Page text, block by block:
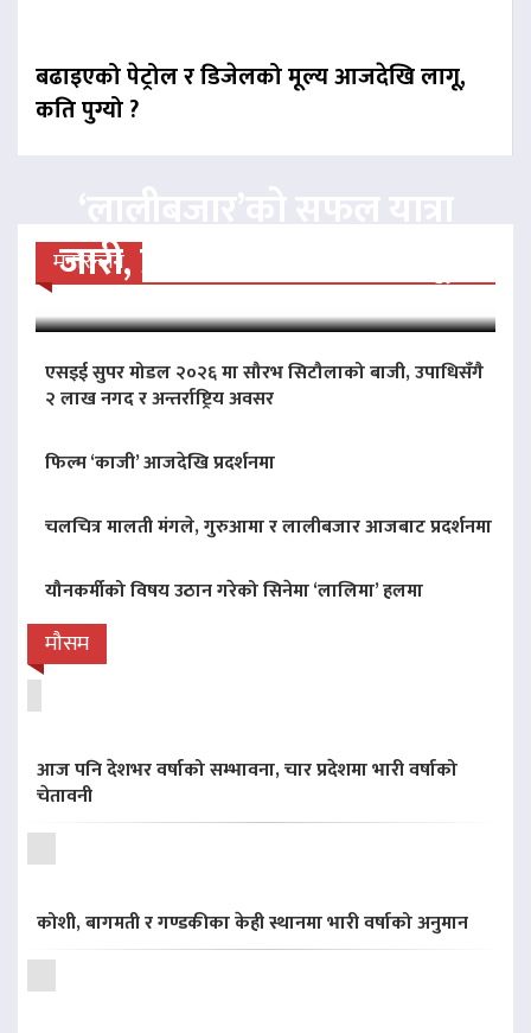
बढाइएको पेट्रोल र डिजेलको मूल्य आजदेखि लागू,
कति पुग्यो ?
मनोरन्जन
जारी, प्रदर्शनको ५१औँ दिन पूरा
एसइई सुपर मोडल २०२६ मा सौरभ सिटौलाको बाजी, उपाधिसँगै
२ लाख नगद र अन्तर्राष्ट्रिय अवसर
फिल्म ‘काजी’ आजदेखि प्रदर्शनमा
चलचित्र मालती मंगले, गुरुआमा र लालीबजार आजबाट प्रदर्शनमा
यौनकर्मीको विषय उठान गरेको सिनेमा ‘लालिमा’ हलमा
मौसम
आज पनि देशभर वर्षाको सम्भावना, चार प्रदेशमा भारी वर्षाको
चेतावनी
कोशी, बागमती र गण्डकीका केही स्थानमा भारी वर्षाको अनुमान